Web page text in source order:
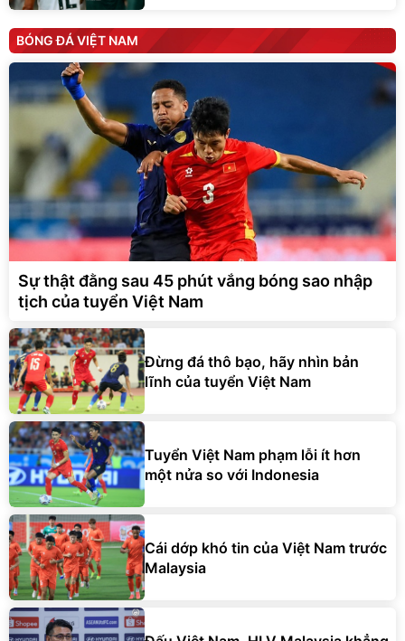
BÓNG ĐÁ VIỆT NAM
Sự thật đằng sau 45 phút vắng bóng sao nhập
tịch của tuyển Việt Nam
Đừng đá thô bạo, hãy nhìn bản
lĩnh của tuyển Việt Nam
Tuyển Việt Nam phạm lỗi ít hơn
một nửa so với Indonesia
Cái dớp khó tin của Việt Nam trước
Malaysia